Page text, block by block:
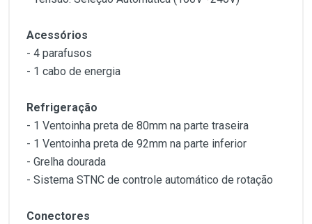
Acessórios
- 4 parafusos
- 1 cabo de energia
Refrigeração
- 1 Ventoinha preta de 80mm na parte traseira
- 1 Ventoinha preta de 92mm na parte inferior
- Grelha dourada
- Sistema STNC de controle automático de rotação
Conectores